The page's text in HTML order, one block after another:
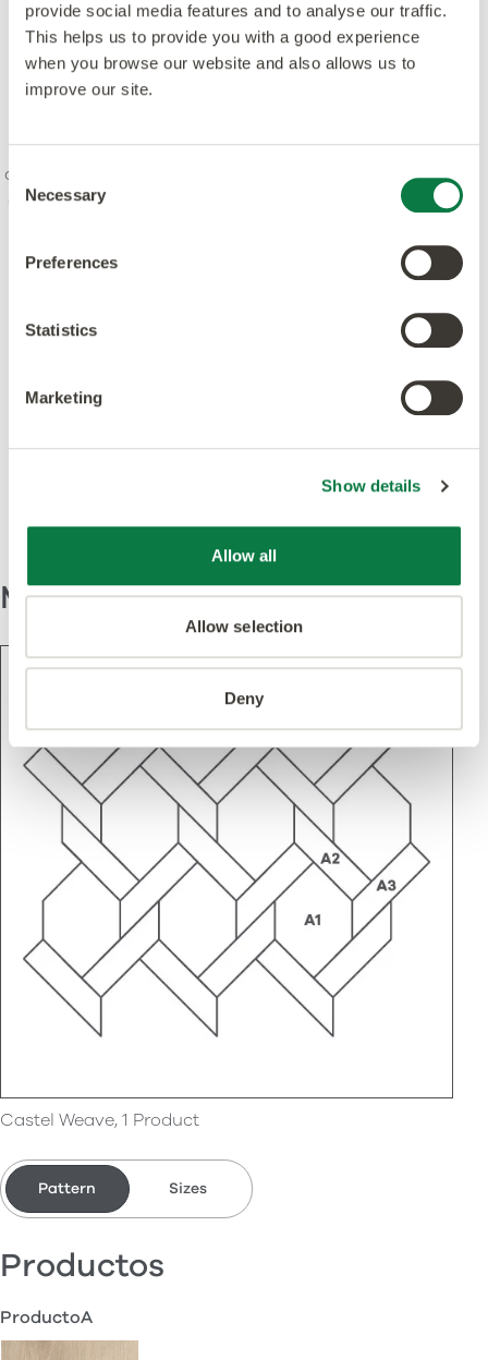
provide social media features and to analyse our traffic.
This helps us to provide you with a good experience
when you browse our website and also allows us to
improve our site.
Consent
Selection
Necessary
Preferences
Statistics
Marketing
Show details
Allow all
Allow selection
Deny
Nuestro espíritu es combinar la creatividad y la
diseño, fabricación, producto y servicio. Estamos
comprometidos con los estándares líderes y estamos
dedicados a aumentar la conciencia ambiental en la
superan los principales estándares mundiales.
Modelo
Castel Weave, 1 Product
Pattern Sizes
Productos
ProductoA